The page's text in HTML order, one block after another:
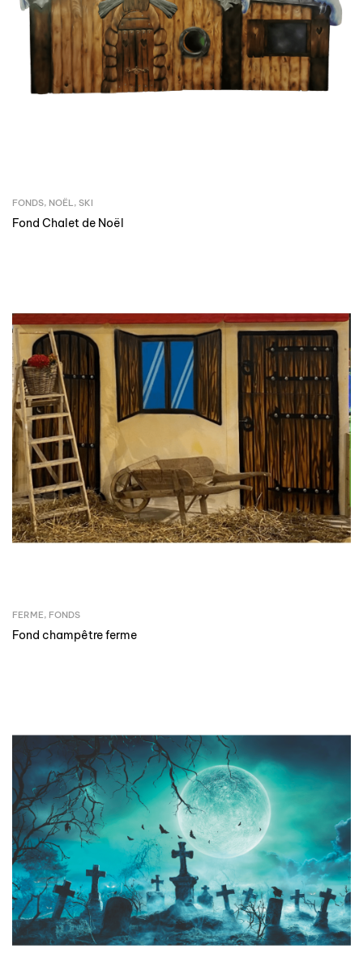
FONDS, NOËL, SKI
Fond Chalet de Noël
FERME, FONDS
Fond champêtre ferme